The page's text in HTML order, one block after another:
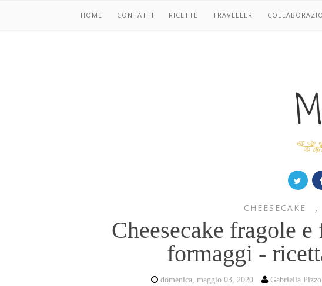
HOME CONTATTI RICETTE TRAVELLER
CHEESECAKE ,
Cheesecake fragole
formaggi -
domenica, maggio 03, 2020 Gabriella